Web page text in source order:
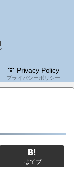
Privacy Policy
プライバシーポリシー
はてブ